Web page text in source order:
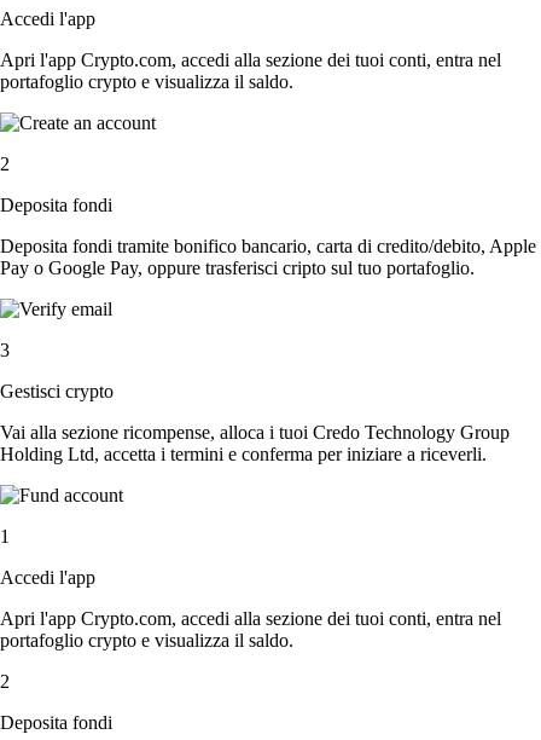
Accedi l'app
Apri l'app Crypto.com, accedi alla sezione dei tuoi conti, entra nel
portafoglio crypto e visualizza il saldo.
2
Deposita fondi
Deposita fondi tramite bonifico bancario, carta di credito/debito, Apple
Pay o Google Pay, oppure trasferisci cripto sul tuo portafoglio.
3
Gestisci crypto
Vai alla sezione ricompense, alloca i tuoi Credo Technology Group
Holding Ltd, accetta i termini e conferma per iniziare a riceverli.
1
Accedi l'app
Apri l'app Crypto.com, accedi alla sezione dei tuoi conti, entra nel
portafoglio crypto e visualizza il saldo.
2
Deposita fondi